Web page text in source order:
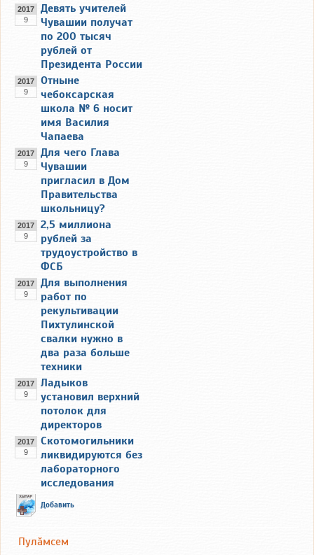
2017
9
Девять учителей
Чувашии получат
по 200 тысяч
рублей от
Президента России
2017
9
Отныне
чебоксарская
школа № 6 носит
имя Василия
Чапаева
2017
9
Для чего Глава
Чувашии
пригласил в Дом
Правительства
школьницу?
2017
9
2,5 миллиона
рублей за
трудоустройство в
ФСБ
2017
9
Для выполнения
работ по
рекультивации
Пихтулинской
свалки нужно в
два раза больше
техники
2017
9
Ладыков
установил верхний
потолок для
директоров
2017
9
Скотомогильники
ликвидируются без
лабораторного
исследования
Добавить
Пулăмсем